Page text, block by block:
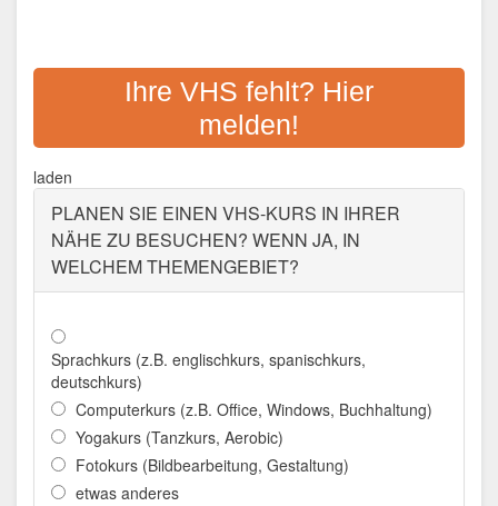
VOLKSHOCHSCHULE
FREYUNG-GRAFENAU
LANDKREIS
Ihre VHS fehlt? Hier
melden!
laden
PLANEN SIE EINEN VHS-KURS IN IHRER
NÄHE ZU BESUCHEN? WENN JA, IN
WELCHEM THEMENGEBIET?
Sprachkurs (z.B. englischkurs, spanischkurs,
deutschkurs)
Computerkurs (z.B. Office, Windows, Buchhaltung)
Yogakurs (Tanzkurs, Aerobic)
Fotokurs (Bildbearbeitung, Gestaltung)
etwas anderes